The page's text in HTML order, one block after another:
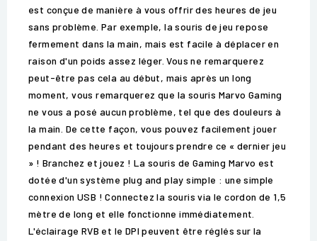
est conçue de manière à vous offrir des heures de jeu
sans problème. Par exemple, la souris de jeu repose
fermement dans la main, mais est facile à déplacer en
raison d'un poids assez léger. Vous ne remarquerez
peut-être pas cela au début, mais après un long
moment, vous remarquerez que la souris Marvo Gaming
ne vous a posé aucun problème, tel que des douleurs à
la main. De cette façon, vous pouvez facilement jouer
pendant des heures et toujours prendre ce « dernier jeu
» ! Branchez et jouez ! La souris de Gaming Marvo est
dotée d'un système plug and play simple : une simple
connexion USB ! Connectez la souris via le cordon de 1,5
mètre de long et elle fonctionne immédiatement.
L'éclairage RVB et le DPI peuvent être réglés sur la